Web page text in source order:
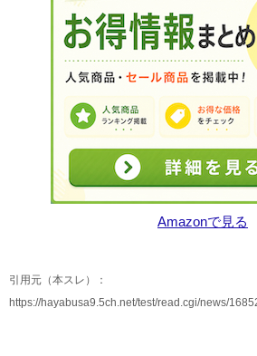
Amazonで見る
引用元（本スレ）：
https://hayabusa9.5ch.net/test/read.cgi/news/